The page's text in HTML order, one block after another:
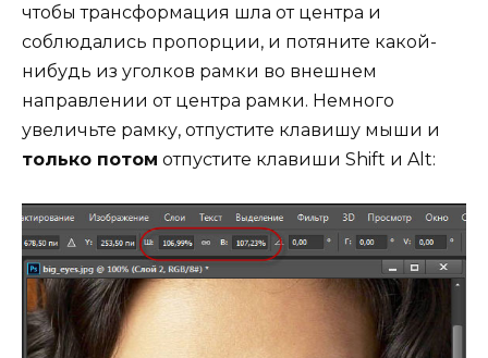
чтобы трансформация шла от центра и
соблюдались пропорции, и потяните какой-
нибудь из уголков рамки во внешнем
направлении от центра рамки. Немного
увеличьте рамку, отпустите клавишу мыши и
только потом отпустите клавиши Shift и Alt: